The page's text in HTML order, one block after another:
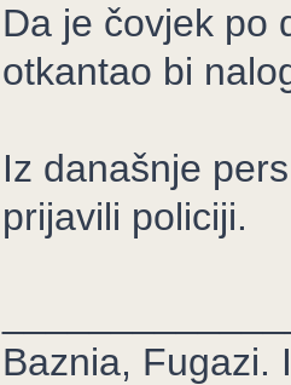
Da je čovjek po
otkantao bi
Iz današnje
prijavili policiji.
Baznia, Fugazi.